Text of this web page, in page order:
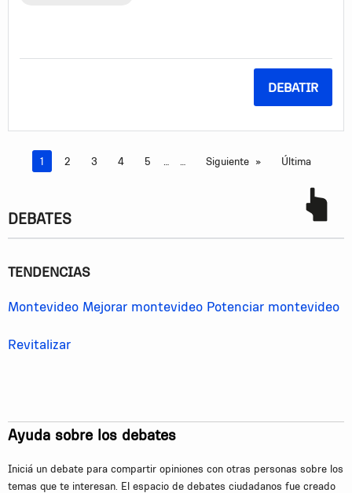
DEBATIR
Estás en la página
1 2 3 4 5 Siguiente Última
DEBATES
TENDENCIAS
Montevideo Mejorar montevideo Potenciar montevideo
Revitalizar
Ayuda sobre los debates
Iniciá un debate para compartir opiniones con otras personas sobre los
temas que te interesan. El espacio de debates ciudadanos fue creado